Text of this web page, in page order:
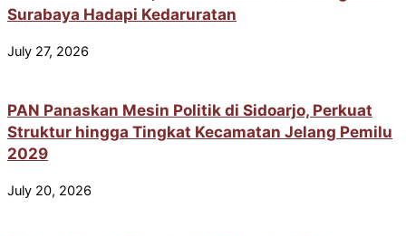
Surabaya Hadapi Kedaruratan
July 27, 2026
PAN Panaskan Mesin Politik di Sidoarjo, Perkuat
Struktur hingga Tingkat Kecamatan Jelang Pemilu
2029
July 20, 2026